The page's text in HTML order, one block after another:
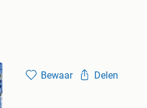
Bewaar Delen